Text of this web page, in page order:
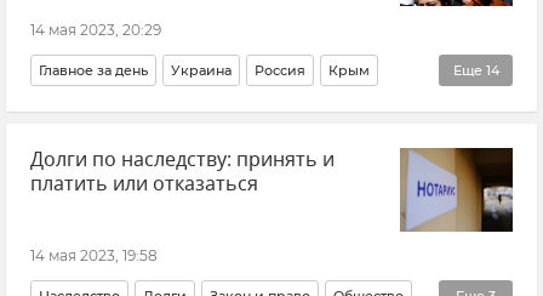
14 мая 2023, 20:29
Еще 14
Главное за день Украина Россия Крым
Турция Политика Реджеп Тайип Эрдоган
Кемаль Кылычдароглу Владимир Константинов
Новости СВО ВСУ (Вооруженные силы Украины)
Долги по наследству: принять и
платить или отказаться
14 мая 2023, 19:58